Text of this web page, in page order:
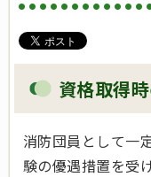
資格取得
消防団員として一
験の優遇措置を受